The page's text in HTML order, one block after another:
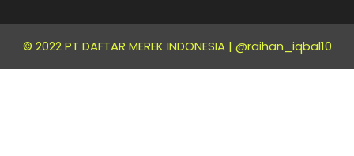
© 2022 PT DAFTAR MEREK INDONESIA | @raihan_iqbal10